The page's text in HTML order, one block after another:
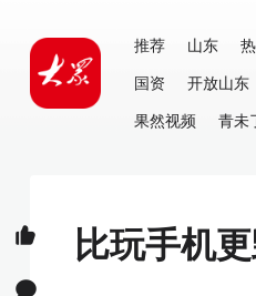
推荐 山东
国资
开放山东
果然视频
青未
比玩手机